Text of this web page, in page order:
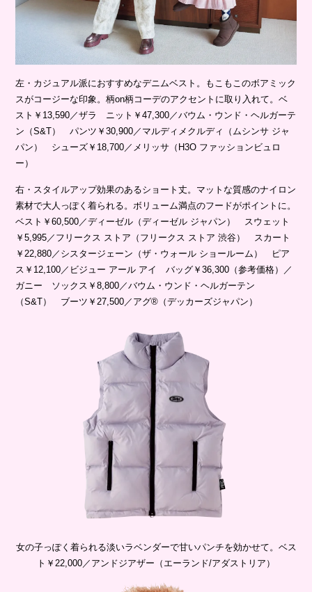
左・カジュアル派におすすめなデニムベスト。もこもこのボアミック
スがコージーな印象。柄on柄コーデのアクセントに取り入れて。ベ
スト￥13,590／ザラ ニット￥47,300／バウム・ウンド・ヘルガーテ
ン（S&T） パンツ￥30,900／マルディメクルディ（ムシンサ ジャ
パン） シューズ￥18,700／メリッサ（H3O ファッションビュロ
ー）
右・スタイルアップ効果のあるショート丈。マットな質感のナイロン
素材で大人っぽく着られる。ボリューム満点のフードがポイントに。
ベスト￥60,500／ディーゼル（ディーゼル ジャパン） スウェット
￥5,995／フリークス ストア（フリークス ストア 渋谷） スカート
￥22,880／シスタージェーン（ザ・ウォール ショールーム） ピア
ス￥12,100／ビジュー アール アイ バッグ￥36,300（参考価格）／
ガニー ソックス￥8,800／バウム・ウンド・ヘルガーテン
（S&T） ブーツ￥27,500／アグ®（デッカーズジャパン）
女の子っぽく着られる淡いラベンダーで甘いパンチを効かせて。ベス
ト￥22,000／アンドジアザー（エーランド/アダストリア）